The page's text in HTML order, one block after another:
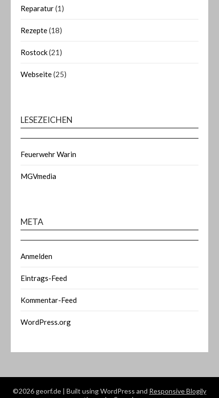
Reparatur(1)
Rezepte(18)
Rostock(21)
Webseite(25)
LESEZEICHEN
Feuerwehr Warin
MGVmedia
META
Anmelden
Eintrags-Feed
Kommentar-Feed
WordPress.org
©2026 georf.de | Built using WordPress and Responsive Blogily